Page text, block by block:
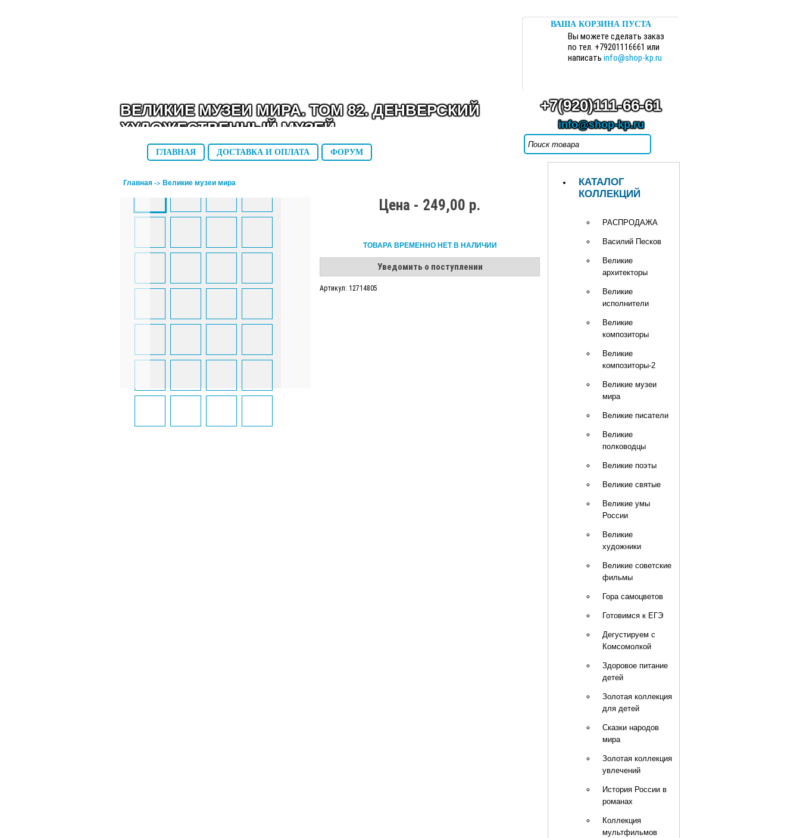
ВЕЛИКИЕ МУЗЕИ МИРА. ТОМ 82. ДЕНВЕРСКИЙ
ХУДОЖЕСТВЕННЫЙ МУЗЕЙ
ГЛАВНАЯ ДОСТАВКА И ОПЛАТА ФОРУМ
+7(920)111-66-61
info@shop-kp.ru
КАТАЛОГ
КОЛЛЕКЦИЙ
РАСПРОДАЖА
Василий Песков
Великие
архитекторы
Великие
исполнители
Великие
композиторы
Великие
композиторы-2
Великие музеи
мира
Великие писатели
Великие
полководцы
Великие поэты
Великие святые
Великие умы
России
Великие
художники
Великие советские
фильмы
Гора самоцветов
Готовимся к ЕГЭ
Дегустируем с
Комсомолкой
Здоровое питание
детей
Золотая коллекция
для детей
Сказки народов
мира
Золотая коллекция
увлечений
История России в
романах
Коллекция
мультфильмов
ВАША КОРЗИНА ПУСТА
Вы можете сделать заказ
по тел. +79201116661 или
написать info@shop-kp.ru
Главная-> Великие музеи мира
Цена - 249,00 р.
ТОВАРА ВРЕМЕННО НЕТ В НАЛИЧИИ
Уведомить о поступлении
Артикул: 12714805